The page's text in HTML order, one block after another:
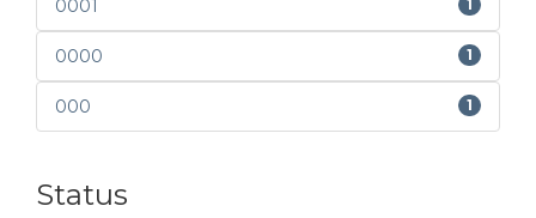
0001 1
0000 1
000 1
Status